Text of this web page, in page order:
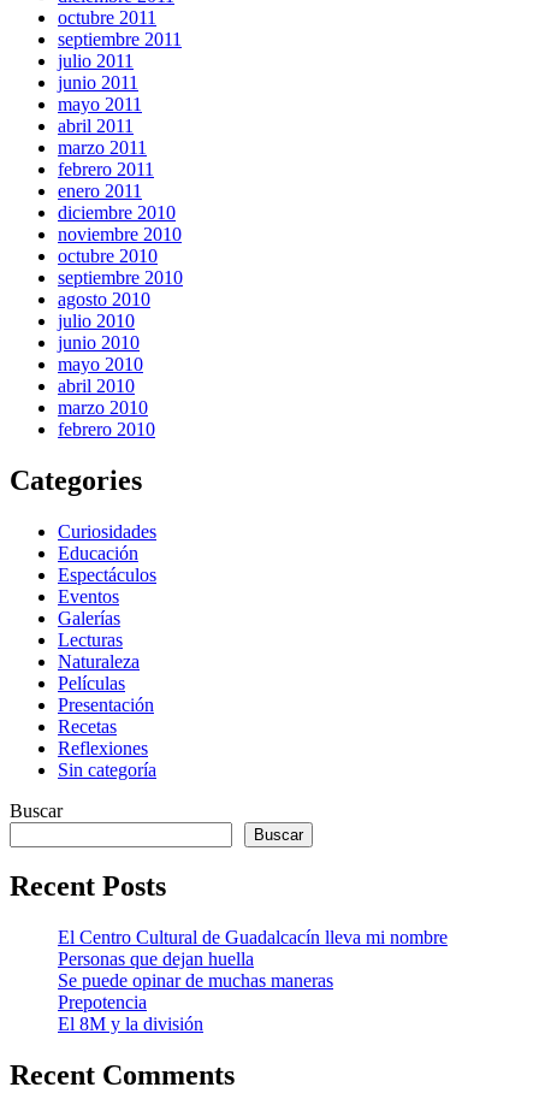
octubre 2011
septiembre 2011
julio 2011
junio 2011
mayo 2011
abril 2011
marzo 2011
febrero 2011
enero 2011
diciembre 2010
noviembre 2010
octubre 2010
septiembre 2010
agosto 2010
julio 2010
junio 2010
mayo 2010
abril 2010
marzo 2010
febrero 2010
Categories
Curiosidades
Educación
Espectáculos
Eventos
Galerías
Lecturas
Naturaleza
Películas
Presentación
Recetas
Reflexiones
Sin categoría
Buscar
Buscar
Recent Posts
El Centro Cultural de Guadalcacín lleva mi nombre
Personas que dejan huella
Se puede opinar de muchas maneras
Prepotencia
El 8M y la división
Recent Comments